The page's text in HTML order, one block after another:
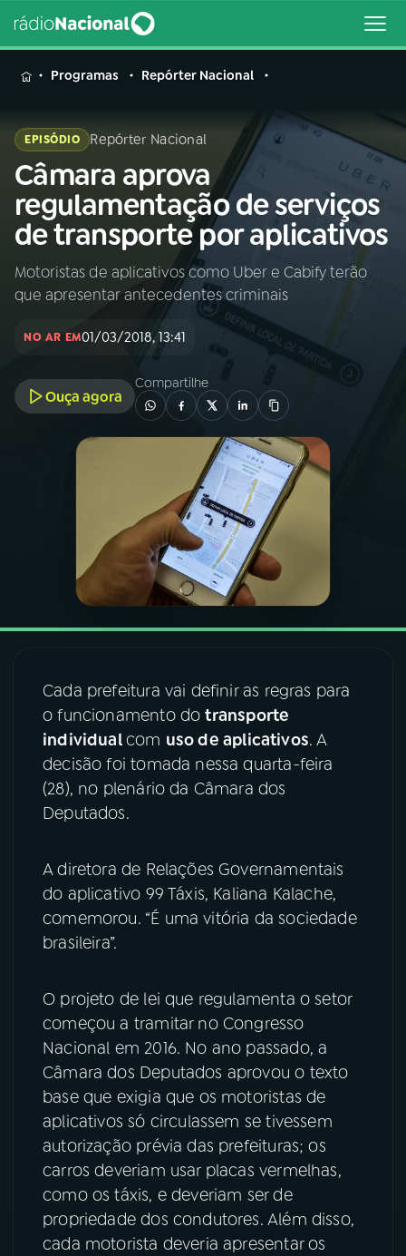
MENU
Buscar
na
Rádio
Nacional
Buscar
AO VIVO
INÍCIO
A RÁDIO
PROGRAMAÇÃO
PROGRAMAS
PODCASTS
06VIDEOCASTS
07ÚLTIMAS
08FESTIVAL DE MÚSICA
ACOMPANHE A RÁDIO NACIONAL
Instagram X
TikTok
Programas Repórter Nacional
EPISÓDIO Repórter Nacional
Câmara aprova
regulamentação de serviços
de transporte por aplicativos
Motoristas de aplicativos como Uber e Cabify terão
que apresentar antecedentes criminais
NO AR EM01/03/2018, 13:41
Ouça agora
Compartilhe
Cada prefeitura vai definir as regras para
o funcionamento dotransporte
individualcom uso de aplicativos. A
decisão foi tomada nessa quarta-feira
(28), no plenário da Câmara dos
Deputados.
A diretora de Relações Governamentais
do aplicativo 99 Táxis, Kaliana Kalache,
comemorou. “É uma vitória da sociedade
brasileira”.
O projeto de lei que regulamenta o setor
começou a tramitar no Congresso
Nacional em 2016. No ano passado, a
Câmara dos Deputados aprovou o texto
base que exigia que os motoristas de
aplicativos só circulassem se tivessem
autorização prévia das prefeituras; os
carros deveriam usar placas vermelhas,
como os táxis, e deveriam ser de
propriedade dos condutores. Além disso,
cada motorista deveria apresentar os